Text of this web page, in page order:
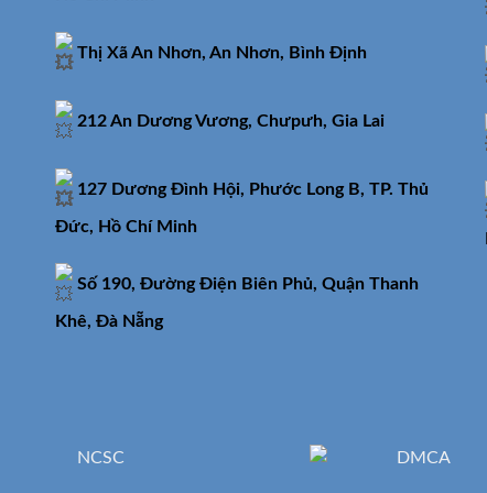
Thị Xã An Nhơn, An Nhơn, Bình Định
212 An Dương Vương, Chưpưh, Gia Lai
127 Dương Đình Hội, Phước Long B, TP. Thủ
Đức, Hồ Chí Minh
Số 190, Đường Điện Biên Phủ, Quận Thanh
Khê, Đà Nẵng